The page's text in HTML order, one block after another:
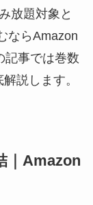
放題対象と
ならAmazon
記事では巻数
説します。
｜Amazon